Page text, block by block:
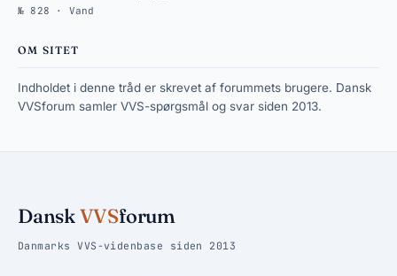
№ 828 · Vand
OM SITET
Indholdet i denne tråd er skrevet af forummets brugere. Dansk
VVSforum samler VVS-spørgsmål og svar siden 2013.
DanskVVSforum
Danmarks VVS-videnbase siden 2013